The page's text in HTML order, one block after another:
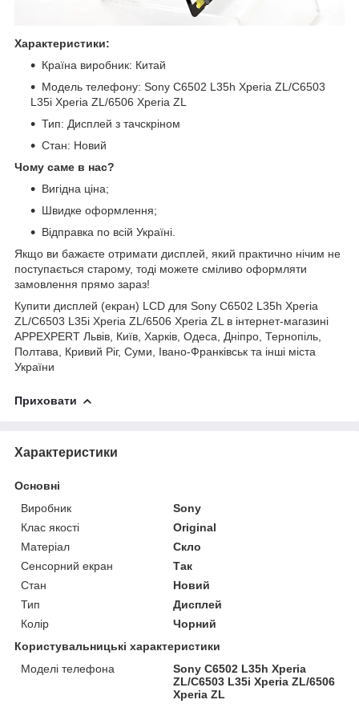
Характеристики:
Країна виробник: Китай
Модель телефону: Sony C6502 L35h Xperia ZL/C6503
L35i Xperia ZL/6506 Xperia ZL
Тип: Дисплей з тачскріном
Стан: Новий
Чому саме в нас?
Вигідна ціна;
Швидке оформлення;
Відправка по всій Україні.
Якщо ви бажаєте отримати дисплей, який практично нічим не
поступається старому, тоді можете сміливо оформляти
замовлення прямо зараз!
Купити дисплей (екран) LCD для Sony C6502 L35h Xperia
ZL/C6503 L35i Xperia ZL/6506 Xperia ZL в інтернет-магазині
APPEXPERT Львів, Київ, Харків, Одеса, Дніпро, Тернопіль,
Полтава, Кривий Ріг, Суми, Івано-Франківськ та інші міста
України
Приховати
Характеристики
Основні
Виробник
Sony
Клас якості
Original
Матеріал
Скло
Сенсорний екран
Так
Стан
Новий
Тип
Дисплей
Колір
Чорний
Користувальницькі характеристики
Моделі телефона
Sony C6502 L35h Xperia
ZL/C6503 L35i Xperia ZL/6506
Xperia ZL